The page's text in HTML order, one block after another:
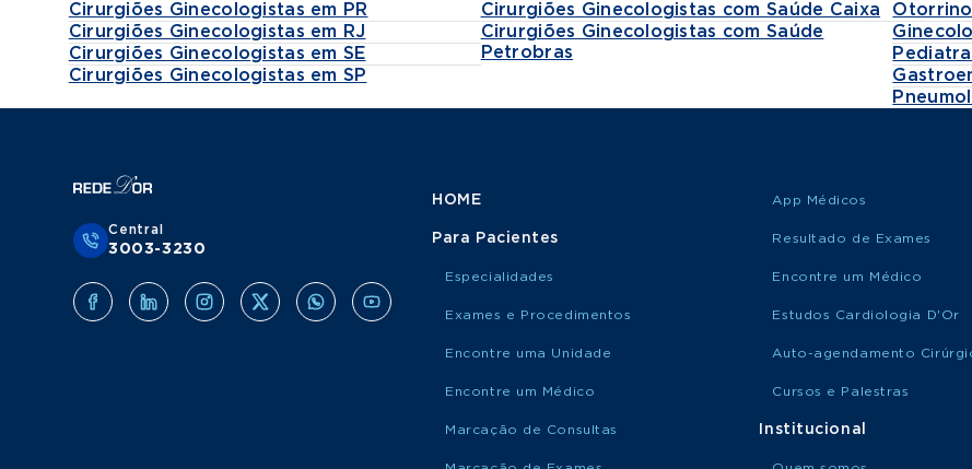
Cirurgiões Ginecologistas em PR
Cirurgiões Ginecologistas em RJ
Cirurgiões Ginecologistas em SE
Cirurgiões Ginecologistas em SP
Cirurgiões Ginecologistas com Saúde Caixa
Cirurgiões Ginecologistas com Saúde
Petrobras
Central
3003-3230
HOME
Para Pacientes
Especialidades
Exames e Procedimentos
Encontre uma Unidade
Encontre um Médico
Marcação de Consultas
App Médicos
Resultado de Exames
Encontre um Médico
Estudos Cardiologia D'Or
Auto-agendamento
Cursos e Palestras
Institucional